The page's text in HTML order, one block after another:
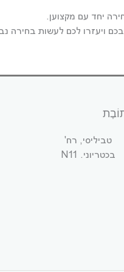
יחד עם מקצוען.
טביליסי, רח'
בכטריוני. N11